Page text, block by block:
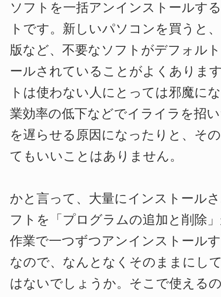
ソフトを一括アンインストールす
トです。新しいパソコンを買うと
版など、不要なソフトがデフォル
ールされていることがよくありま
トは使わない人にとっては邪魔に
業効率の低下などでイライラを招
を遅らせる原因になったりと、そ
てもいいことはありません。
かと言って、大量にインストール
フトを「プログラムの追加と削除
作業で一つずつアンインストール
なので、なんとなくそのままにし
はないでしょうか。そこで使える